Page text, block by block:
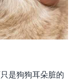
是狗狗耳朵脏的